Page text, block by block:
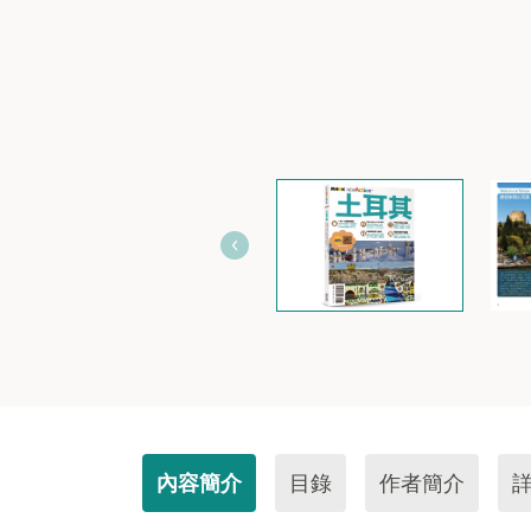
內容簡介 目錄 作者簡介